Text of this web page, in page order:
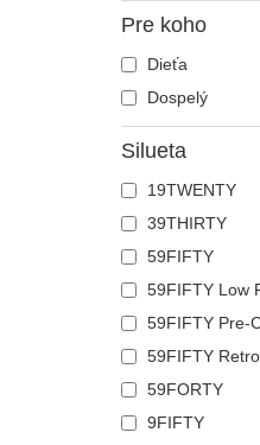
Pre koho
Dieťa
Dospelý
Silueta
19TWENTY
39THIRTY
59FIFTY
59FIFTY Low
59FIFTY Pre-
59FIFTY
59FORTY
9FIFTY